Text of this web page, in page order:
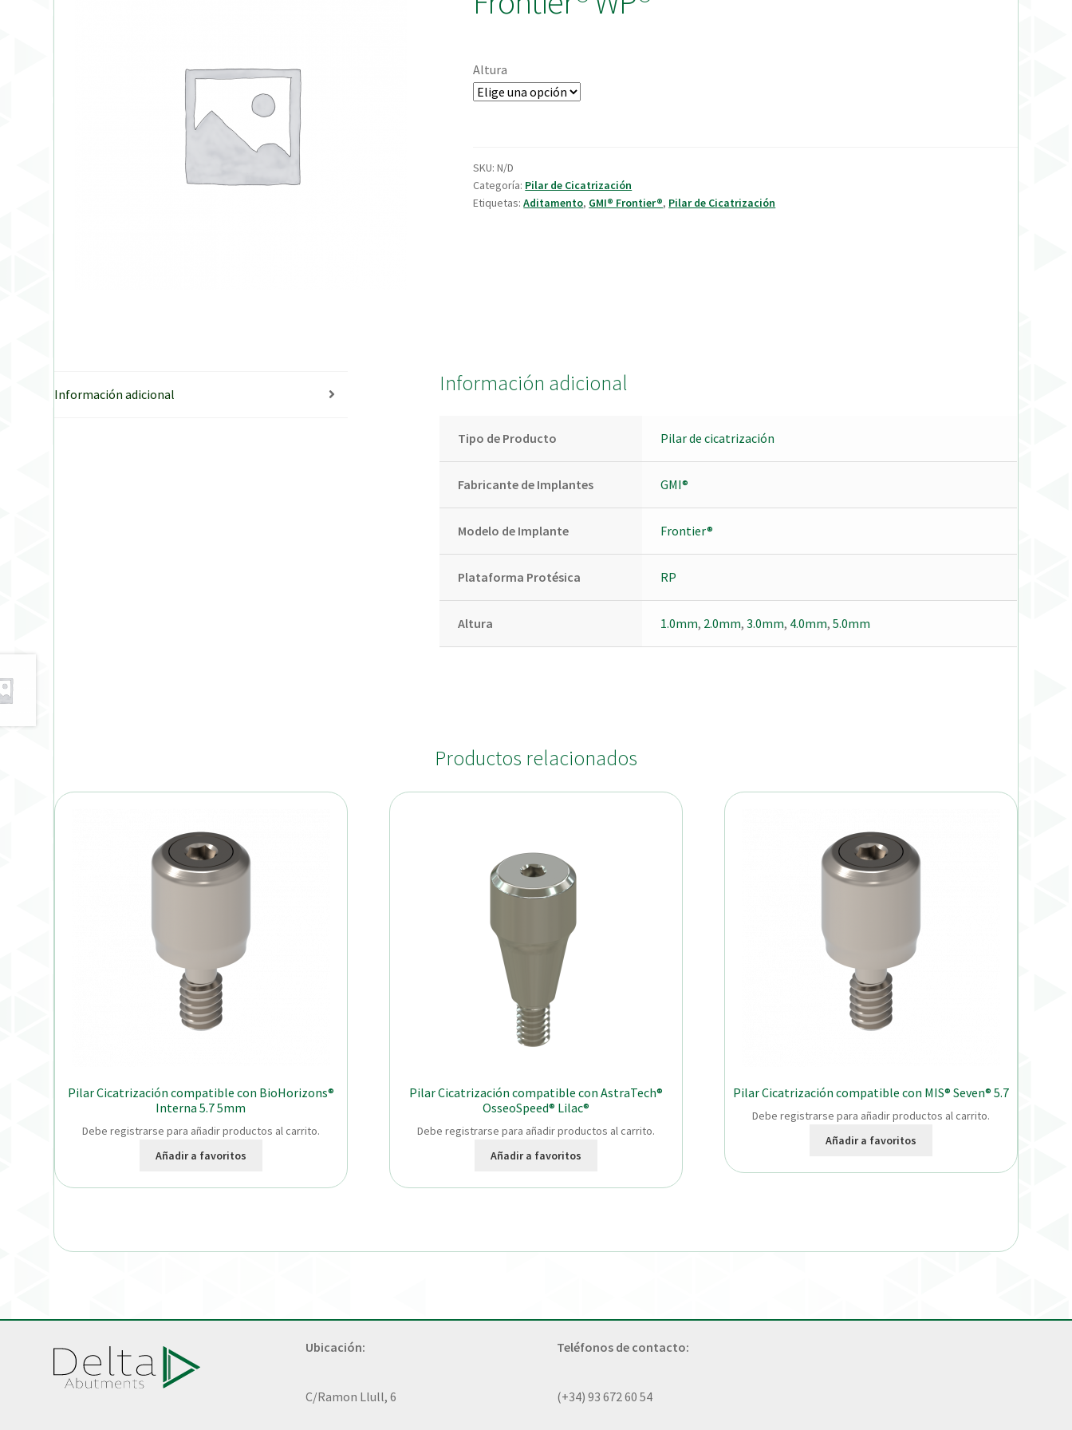
Altura
SKU:N/D
Categoría: Pilar de Cicatrización
Etiquetas:Aditamento, GMI® Frontier®, Pilar de Cicatrización
Información adicional Información adicional
Tipo de Producto Pilar de cicatrización
Fabricante de Implantes GMI®
Modelo de Implante Frontier®
Plataforma Protésica RP
Altura 1.0mm, 2.0mm, 3.0mm, 4.0mm, 5.0mm
Productos relacionados
Pilar Cicatrización compatible con BioHorizons®
Interna 5.7 5mm
Debe registrarse para añadir productos al carrito.
Añadir a favoritos
Pilar Cicatrización compatible con AstraTech®
OsseoSpeed® Lilac®
Debe registrarse para añadir productos al carrito.
Añadir a favoritos
Pilar Cicatrización compatible con MIS® Seven® 5.7
Debe registrarse para añadir productos al carrito.
Añadir a favoritos
Ubicación:
C/Ramon Llull, 6
Teléfonos de contacto:
(+34) 93 672 60 54